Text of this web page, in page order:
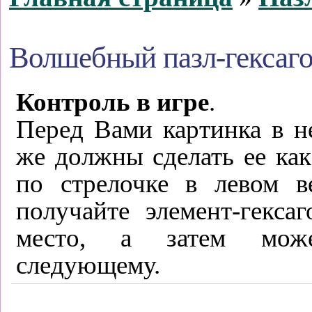
Волшебный пазл-
Контроль в игре.
Перед Вами картинка в
же должны сделать ее
по стрелочке в левом
получайте элемент-
место, а затем
следующему.